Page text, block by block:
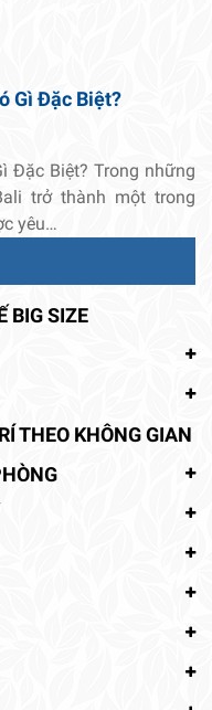
Gì Đặc Biệt?
Đặc Biệt? Trong những
trở thành một trong
yêu…
BIG SIZE
THEO KHÔNG GIAN